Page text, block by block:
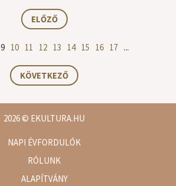
ELŐZŐ
9 10 11 12 13 14 15 16 17 ...
KÖVETKEZŐ
2026© EKULTURA.HU
NAPI ÉVFORDULÓK
RÓLUNK
ALAPÍTVÁNY